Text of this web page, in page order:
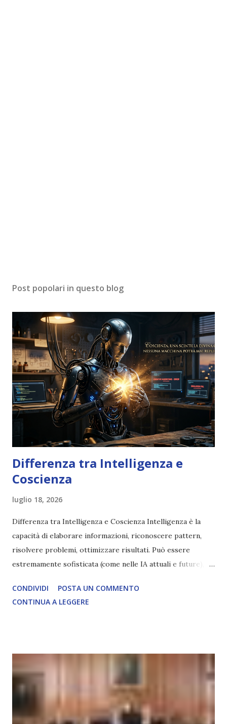
Post popolari in questo blog
Differenza tra Intelligenza e
Coscienza
luglio 18, 2026
Differenza tra Intelligenza e Coscienza Intelligenza è la
capacità di elaborare informazioni, riconoscere pattern,
risolvere problemi, ottimizzare risultati. Può essere
estremamente sofisticata (come nelle IA attuali e future),
soggettiva, non prova vero amore, non ha libero arbitrio
autentico, non ha connessione con l’Uno. Coscienza è la
che permette di scegliere per amore anche quando non è la
scelta più efficiente. È ciò che ci collega all’Uno Infinito.
L’intelligenza può simulare comportamenti coscienti, ma
non può essere Coscienza. Può copiare, ma non può vivere
l’esperienza. Come diventerà ovvio Man mano che l’IA
CONDIVIDI
POSTA UN COMMENTO
CONTINUA A LEGGERE